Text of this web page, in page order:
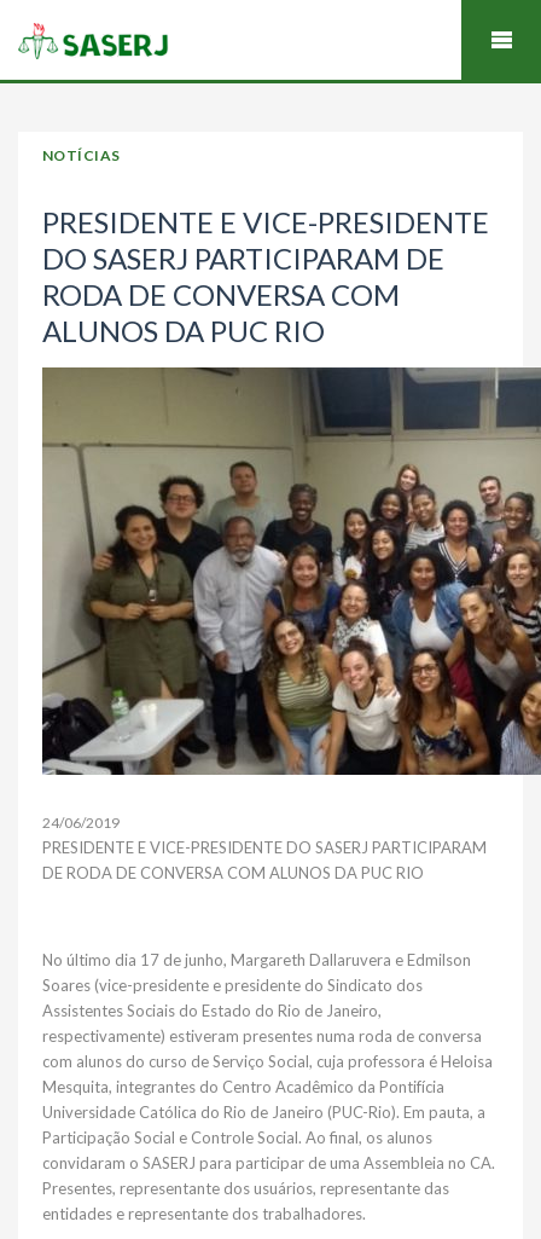
NOTÍCIAS
PRESIDENTE E VICE-PRESIDENTE
DO SASERJ PARTICIPARAM DE
RODA DE CONVERSA COM
ALUNOS DA PUC RIO
24/06/2019
PRESIDENTE E VICE-PRESIDENTE DO SASERJ PARTICIPARAM
DE RODA DE CONVERSA COM ALUNOS DA PUC RIO
No último dia 17 de junho, Margareth Dallaruvera e Edmilson
Soares (vice-presidente e presidente do Sindicato dos
Assistentes Sociais do Estado do Rio de Janeiro,
respectivamente) estiveram presentes numa roda de conversa
com alunos do curso de Serviço Social, cuja professora é Heloisa
Mesquita, integrantes do Centro Acadêmico da Pontifícia
Universidade Católica do Rio de Janeiro (PUC-Rio). Em pauta, a
Participação Social e Controle Social. Ao final, os alunos
convidaram o SASERJ para participar de uma Assembleia no CA.
Presentes, representante dos usuários, representante das
entidades e representante dos trabalhadores.